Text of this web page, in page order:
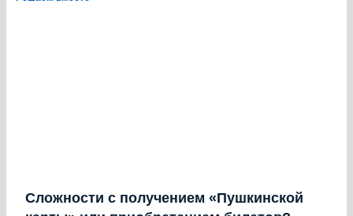
Сложности с получением «Пушкинской